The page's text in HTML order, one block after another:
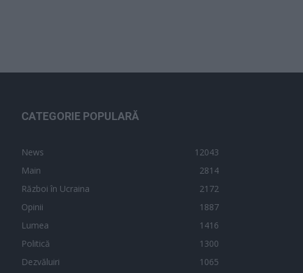
CATEGORIE POPULARĂ
News
12043
Main
2814
Război în Ucraina
2172
Opinii
1887
Lumea
1416
Politică
1300
Dezvăluiri
1065